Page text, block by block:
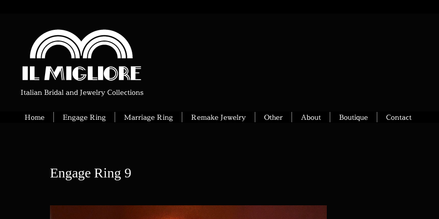
Italian Bridal and Jewelry Collections
Home Engage Ring Marriage Ring Remake Jewelry Other About Boutique Contact
Engage Ring 9